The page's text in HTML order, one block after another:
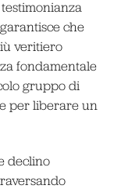
che
veritiero
fondamentale
gruppo di
per liberare un
declino